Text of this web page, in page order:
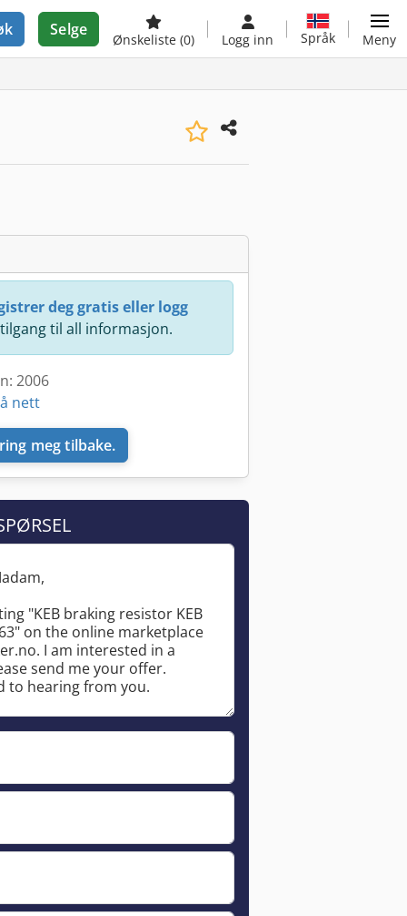
Selge
Ønskeliste (0) Logg inn Språk Meny
deg gratis eller logg
til all informasjon.
2006
nett
meg tilbake.